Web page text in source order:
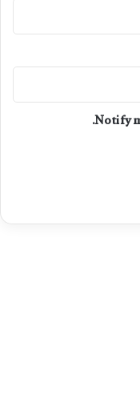
Notify